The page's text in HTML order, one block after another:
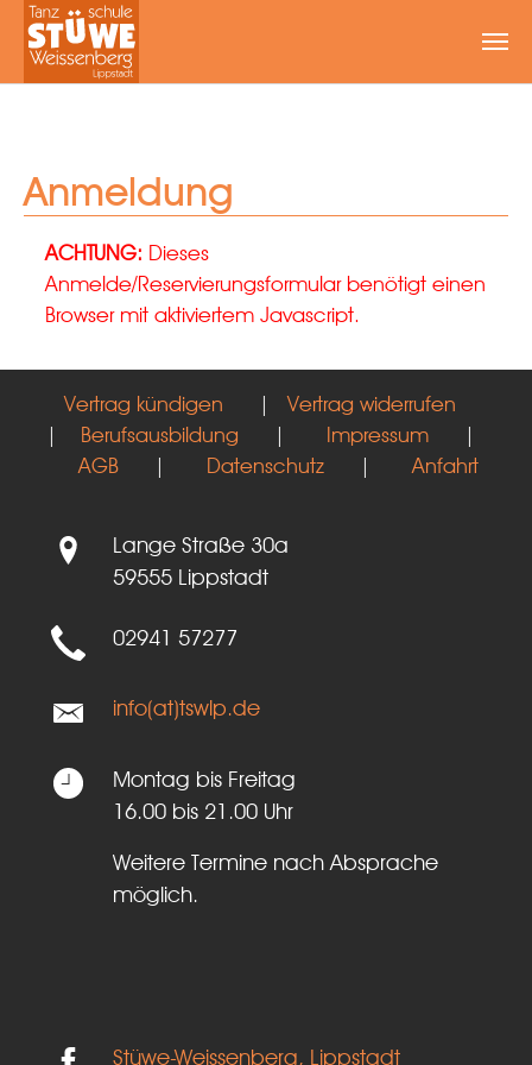
Anmeldung
ACHTUNG: Dieses
Anmelde/Reservierungsformular benötigt einen
Browser mit aktiviertem Javascript.
Vertrag kündigen |Vertrag widerrufen
| Berufsausbildung | Impressum|
AGB| Datenschutz| Anfahrt
Lange Straße 30a
59555 Lippstadt
02941 57277
info(at)tswlp.de
Montag bis Freitag
16.00 bis 21.00 Uhr
Weitere Termine nach Absprache
möglich.
Stüwe-Weissenberg, Lippstadt